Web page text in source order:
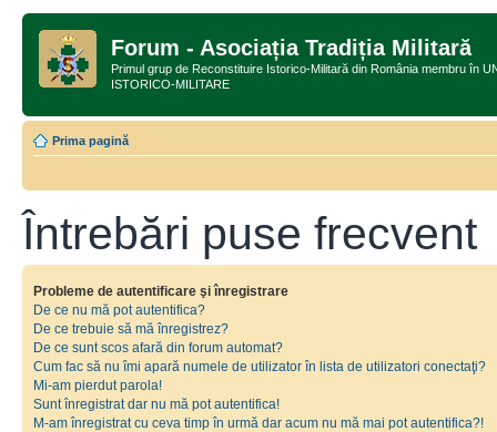
Forum - Asociația Tradiția Militară
Primul grup de Reconstituire Istorico-Militară din România membru în
ISTORICO-MILITARE
Prima pagină
Întrebări puse frecvent
Probleme de autentificare şi înregistrare
De ce nu mă pot autentifica?
De ce trebuie să mă înregistrez?
De ce sunt scos afară din forum automat?
Cum fac să nu îmi apară numele de utilizator în lista de utilizatori conectaţi?
Mi-am pierdut parola!
Sunt înregistrat dar nu mă pot autentifica!
M-am înregistrat cu ceva timp în urmă dar acum nu mă mai pot autentifica?!